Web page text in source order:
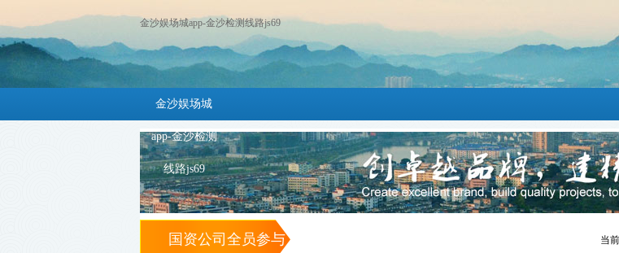
金沙娱场城app-金沙检测线路js69
金沙娱场城
app-金沙检测
线路js69
国资公司全员参与 当